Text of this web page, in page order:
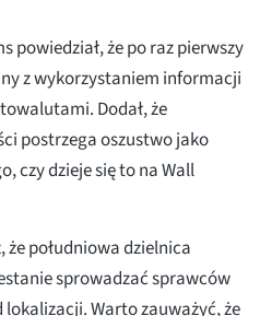
powiedział, że po raz pierwszy
z wykorzystaniem informacji
Dodał, że
postrzega oszustwo jako
czy dzieje się to na Wall
południowa dzielnica
sprowadzać sprawców
Warto zauważyć, że